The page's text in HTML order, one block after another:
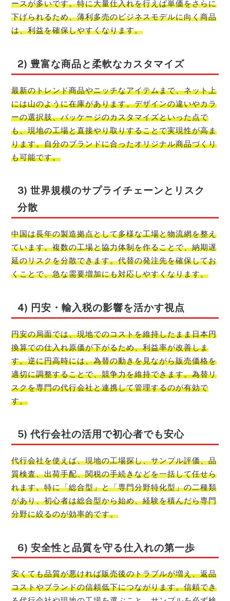
ースが多いです。特に大量仕入れを行えば単価をさらに
下げられるため、薄利多売のビジネスモデルに向く商品
は、利益を確保しやすくなります。
2) 豊富な商品と柔軟なカスタマイズ
最新のトレンド商品やニッチなアイテムまで、ネット上
には山のように在庫があります。デザインの違いやカラ
ーの選択肢、パッケージのカスタマイズといった点で
も、現地の工場と直接やり取りすることで実現性が高ま
ります。自分のブランドに合ったオリジナル商品づくり
も可能です。
3) 世界規模のサプライチェーンとリスク
分散
中国は長年の製造拠点として多様な工場と物流網を整え
ています。複数の工場と協力体制を作ることで、納期遅
延のリスクを分散できます。代替の発注先を確保してお
くことで、急な需要増加にも対応しやすくなります。
4) 円安・輸入税の影響を活かす視点
円安の局面では、現地でのコストを維持したまま日本円
換算での仕入れ原価が下がるため、利益率が改善しま
す。逆に円高時には、為替の動きを見ながら販売価格を
適切に調整することで、競争力を維持できます。為替リ
スクを専門の代行会社と連携して管理するのが有効で
す。
5) 代行会社の活用で初心者でも安心
代行会社を使えば、現地の工場探し、サンプル評価、品
質検査、出荷手配、関税の手続きなどを一括して任せら
れます。特に「総合型」と「専門分野特化型」の二種類
があり、初心者は総合型から始め、経験を積んだら専門
分野に絞るのが効率的です。
6) 安全性と品質を守る仕入れの第一歩
安くても品質が悪ければ販売後のトラブルが増え、返品
コストやブランドの信頼低下につながります。信頼でき